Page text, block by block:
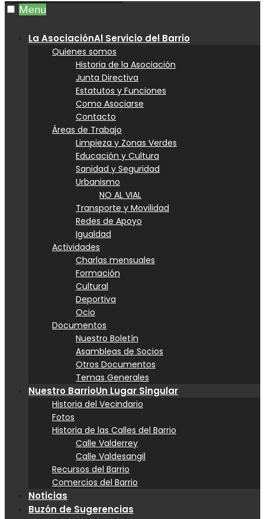
Menu
La AsociaciónAl Servicio del Barrio
Quienes somos
Historia de la Asociación
Junta Directiva
Estatutos y Funciones
Como Asociarse
Contacto
Áreas de Trabajo
Limpieza y Zonas Verdes
Educación y Cultura
Sanidad y Seguridad
Urbanismo
NO AL VIAL
Transporte y Movilidad
Redes de Apoyo
Igualdad
Actividades
Charlas mensuales
Formación
Cultural
Deportiva
Ocio
Documentos
Nuestro Boletín
Asambleas de Socios
Otros Documentos
Temas Generales
Nuestro BarrioUn Lugar Singular
Historia del Vecindario
Fotos
Historia de las Calles del Barrio
Calle Valderrey
Calle Valdesangil
Recursos del Barrio
Comercios del Barrio
Noticias
Buzón de Sugerencias